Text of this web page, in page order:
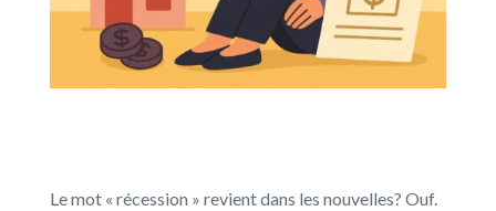
Le mot « récession » revient dans les nouvelles? Ouf.